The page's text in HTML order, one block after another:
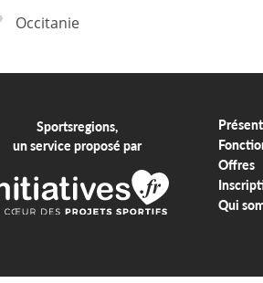
Occitanie
Sportsregions,
un service proposé par
Offres
Qui